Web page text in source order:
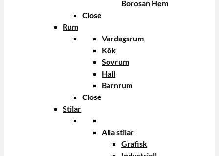
Borosan Hem
Close
Rum
Vardagsrum
Kök
Sovrum
Hall
Barnrum
Close
Stilar
Alla stilar
Grafisk